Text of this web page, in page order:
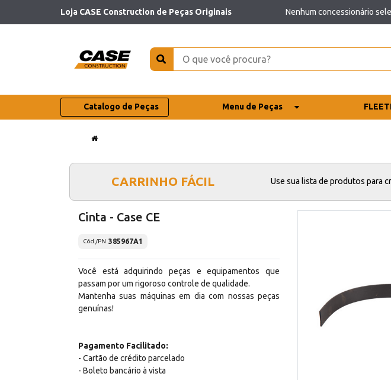
Loja CASE Construction de Peças Originais Nenhum concessionário
Catalogo de Peças Menu de Peças
CARRINHO FÁCIL Use sua lista de produtos para
Cinta - Case CE
Cód./PN 385967A1
Você está adquirindo peças e equipamentos que
passam por um rigoroso controle de qualidade.
Mantenha suas máquinas em dia com nossas peças
genuínas!
Pagamento Facilitado:
- Cartão de crédito parcelado
- Boleto bancário à vista